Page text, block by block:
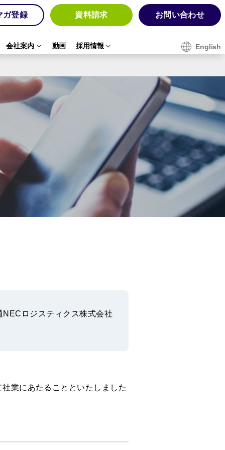
ガ登録 資料請求 お問い合わせ
English
会社案内 動画 採用情報
NECロジスティクス株式会社
業にあたることといたしました